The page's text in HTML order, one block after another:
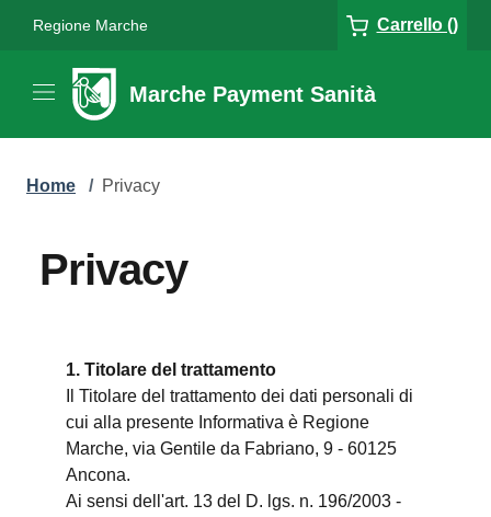
Regione Marche Carrello ()
Marche Payment Sanità
Home / Privacy
Privacy
1. Titolare del trattamento
Il Titolare del trattamento dei dati personali di
cui alla presente Informativa è Regione
Marche, via Gentile da Fabriano, 9 - 60125
Ancona.
Ai sensi dell'art. 13 del D. lgs. n. 196/2003 -